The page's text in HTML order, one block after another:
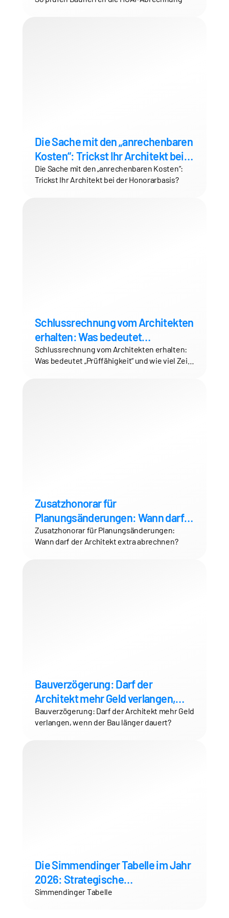
Die Sache mit den „anrechenbaren
Kosten“: Trickst Ihr Architekt bei
der Honorarbasis?
Die Sache mit den „anrechenbaren Kosten“:
Trickst Ihr Architekt bei der Honorarbasis?
Schlussrechnung vom Architekten
erhalten: Was bedeutet
„Prüffähigkeit“ und wie viel Zeit
haben Sie?
Schlussrechnung vom Architekten erhalten:
Was bedeutet „Prüffähigkeit“ und wie viel Zeit
Zusatzhonorar für
Planungsänderungen: Wann darf
der Architekt extra abrechnen?
Zusatzhonorar für Planungsänderungen:
Wann darf der Architekt extra abrechnen?
Bauverzögerung: Darf der
Architekt mehr Geld verlangen,
wenn der Bau länger dauert?
Bauverzögerung: Darf der Architekt mehr Geld
verlangen, wenn der Bau länger dauert?
Die Simmendinger Tabelle im Jahr
2026: Strategische
Honorarsicherung,
Simmendinger Tabelle